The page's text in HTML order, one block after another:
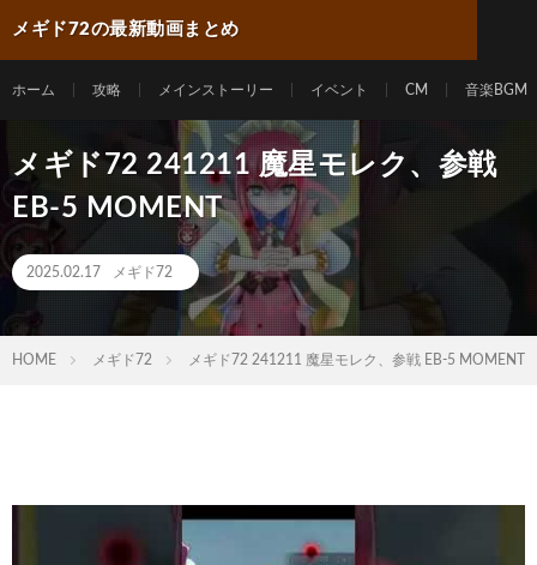
メギド72の最新動画まとめ
ホーム 攻略 メインストーリー イベント CM 音楽BGM
メギド72 241211 魔星モレク、参戦
EB-5 MOMENT
2025.02.17 メギド72
HOME メギド72 メギド72 241211 魔星モレク、参戦 EB-5 MOMENT